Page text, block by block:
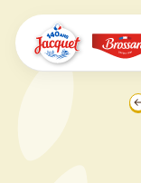
content
Jacquet